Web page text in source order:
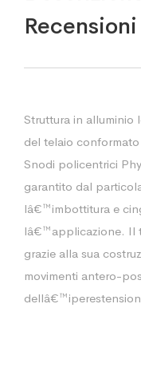
Struttura in alluminio
del telaio
Snodi policentrici
garantito dal
lâ€™imbottitura e
lâ€™applicazione. Il
grazie alla sua
movimenti antero-